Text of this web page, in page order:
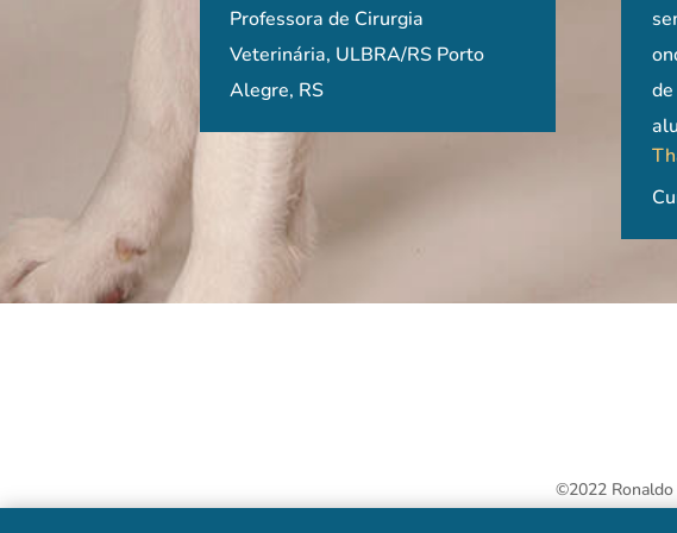
Professora de Cirurgia
Veterinária, ULBRA/RS Porto
Alegre, RS
Gláucia
MV,
Itabira,
neuro (eu diria até
indispensável!), e uma ótima base
para quem quer agregar
conhecimentos aos atendimentos
de clínica ou reabilitação.
Recomendo!
Ayne Murata Hayashi, MV, MSc.
Universidade de São Paulo, USP
©2022 Ronaldo